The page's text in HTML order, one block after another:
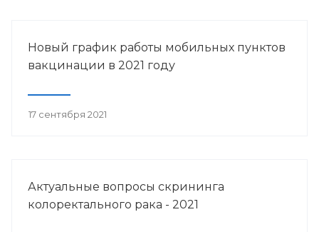
Новый график работы мобильных пунктов
вакцинации в 2021 году
17 сентября 2021
Актуальные вопросы скрининга
колоректального рака - 2021